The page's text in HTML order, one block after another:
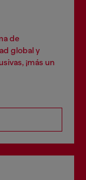
de
global y
¡más un